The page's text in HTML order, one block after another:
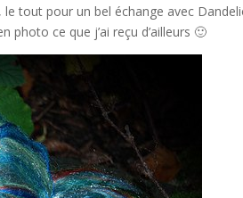
tout pour un bel échange avec
ce que j’ai reçu d’ailleurs 🙂